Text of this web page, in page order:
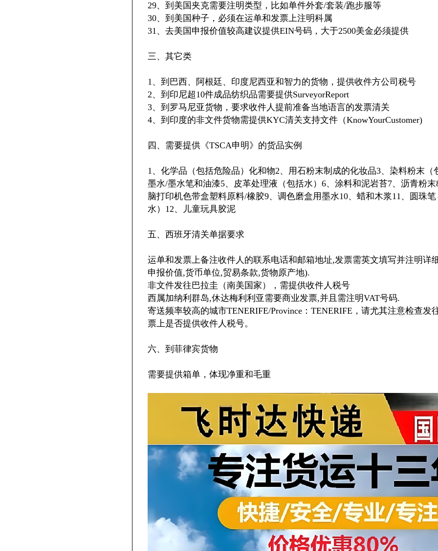
29、到美国夹克需要注明类型，比如单件外套/套装/跑步服等
30、到美国种子，必须在运单和发票上注明科属
31、去美国申报价值较高建议提供EIN号码，大于2500美金必须提供
三、其它类
1、到巴西、阿根廷、印度尼西亚和智力的货物，提供收件方公司税号
2、到印尼超10件成品纺织品需要提供SurveyorReport
3、到罗马尼亚货物，要求收件人提前准备当地语言的发票清关
4、到印度的非文件货物需提供KYC清关支持文件（KnowYourCustomer)
四、需要提供《TSCA申明》的货品实例
1、化学品（包括危险品）化和物2、用石粉末制成的化妆品3、染料粉末（
墨水/墨水笔和油漆5、皮革处理液（包括水）6、涂料和泥岩苔7、沥青粉
脑打印机色带盒塑料原料/橡胶9、调色磨盒用墨水10、蜡和木浆11、圆珠
水）12、儿童玩具胶泥
五、西班牙清关单据要求
运单和发票上备注收件人的联系电话和邮箱地址,发票需英文填写并注明详
申报价值,货币单位,贸易条款,货物原产地).
非文件发往巴拉圭（南美国家），需提供收件人税号
西属加纳利群岛,休达梅利利亚需要商业发票,并且需注明VAT号码.
寄送频率较高的城市TENERIFE/Province：TENERIFE，请尤其注意检查发
票上是否提供收件人税号。
六、到菲律宾货物
需要提供箱单，体现净重和毛重